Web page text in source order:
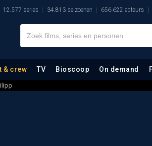
12.577 series 34.813 seizoenen 656.622 acteurs
& crew TV Bioscoop On demand